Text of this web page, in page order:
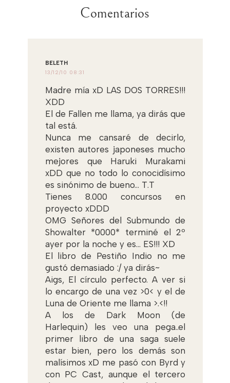
Comentarios
BELETH
13/12/10 08:31
Madre mía xD LAS DOS TORRES!!!
XDD
El de Fallen me llama, ya dirás que
tal está.
Nunca me cansaré de decirlo,
existen autores japoneses mucho
mejores que Haruki Murakami
xDD que no todo lo conocidísimo
es sinónimo de bueno... T.T
Tienes 8.000 concursos en
proyecto xDDD
OMG Señores del Submundo de
Showalter *0000* terminé el 2º
ayer por la noche y es... ES!!! XD
El libro de Pestiño Indio no me
gustó demasiado :/ ya dirás~
Aigs, El círculo perfecto. A ver si
lo encargo de una vez >0< y el de
Luna de Oriente me llama >.<!!
A los de Dark Moon (de
Harlequin) les veo una pega..el
primer libro de una saga suele
estar bien, pero los demás son
malísimos xD me pasó con Byrd y
con PC Cast, aunque el tercero